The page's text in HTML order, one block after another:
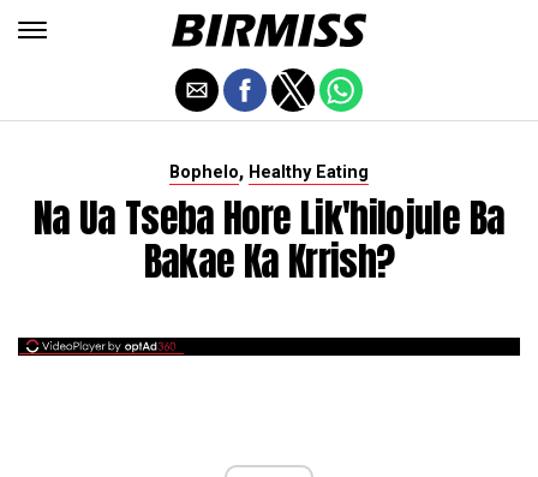
Bophelo, Healthy Eating
Na Ua Tseba Hore Lik'hilojule Ba
Bakae Ka Krrish?